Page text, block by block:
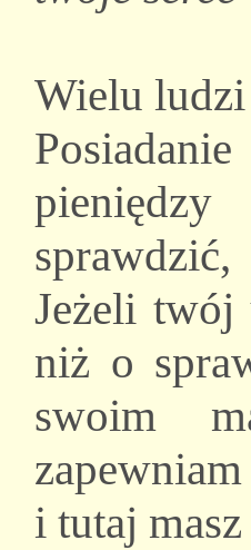
Wielu ludzi
Jeżeli twój
niż o
swoim
i tutaj